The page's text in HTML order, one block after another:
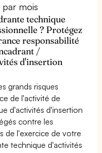
mois
technique
? Protégez
responsabilité
/
d'insertion
grands risques
de l'activité de
d'activités d'insertion
contre les
de l'exercice de votre
technique d'activités